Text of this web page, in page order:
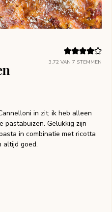
3.72 VAN 7 STEMMEN
in zit; ik heb alleen
pastabuizen. Gelukkig zijn
in combinatie met ricotta
altijd goed.